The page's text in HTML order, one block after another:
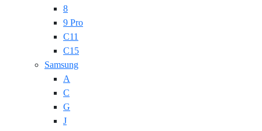
8
9 Pro
C11
C15
Samsung
A
C
G
J